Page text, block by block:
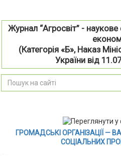
Журнал “Агросвіт” -
(Категорія «Б», Наказ
України від
ГРОМАДСЬКІ ОРГАНІЗАЦІЇ —
СОЦІАЛЬНИХ